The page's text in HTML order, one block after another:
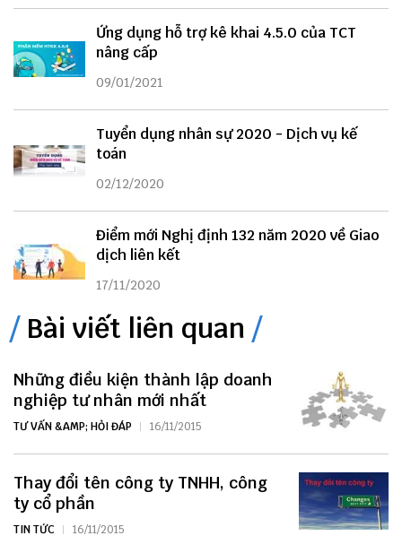
Ứng dụng hỗ trợ kê khai 4.5.0 của TCT
nâng cấp
09/01/2021
Tuyển dụng nhân sự 2020 - Dịch vụ kế
toán
02/12/2020
Điểm mới Nghị định 132 năm 2020 về Giao
dịch liên kết
17/11/2020
Bài viết liên quan
Những điều kiện thành lập doanh
nghiệp tư nhân mới nhất
TƯ VẤN &AMP; HỎI ĐÁP 16/11/2015
Thay đổi tên công ty TNHH, công
ty cổ phần
TIN TỨC 16/11/2015